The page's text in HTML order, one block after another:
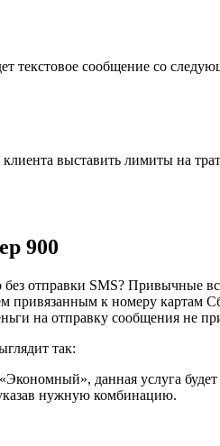
текстовое сообщение со
выставить лимиты на
900
без отправки SMS?
привязанным к номеру картам
на отправку сообщения не
так:
данная услуга
нужную комбинацию.